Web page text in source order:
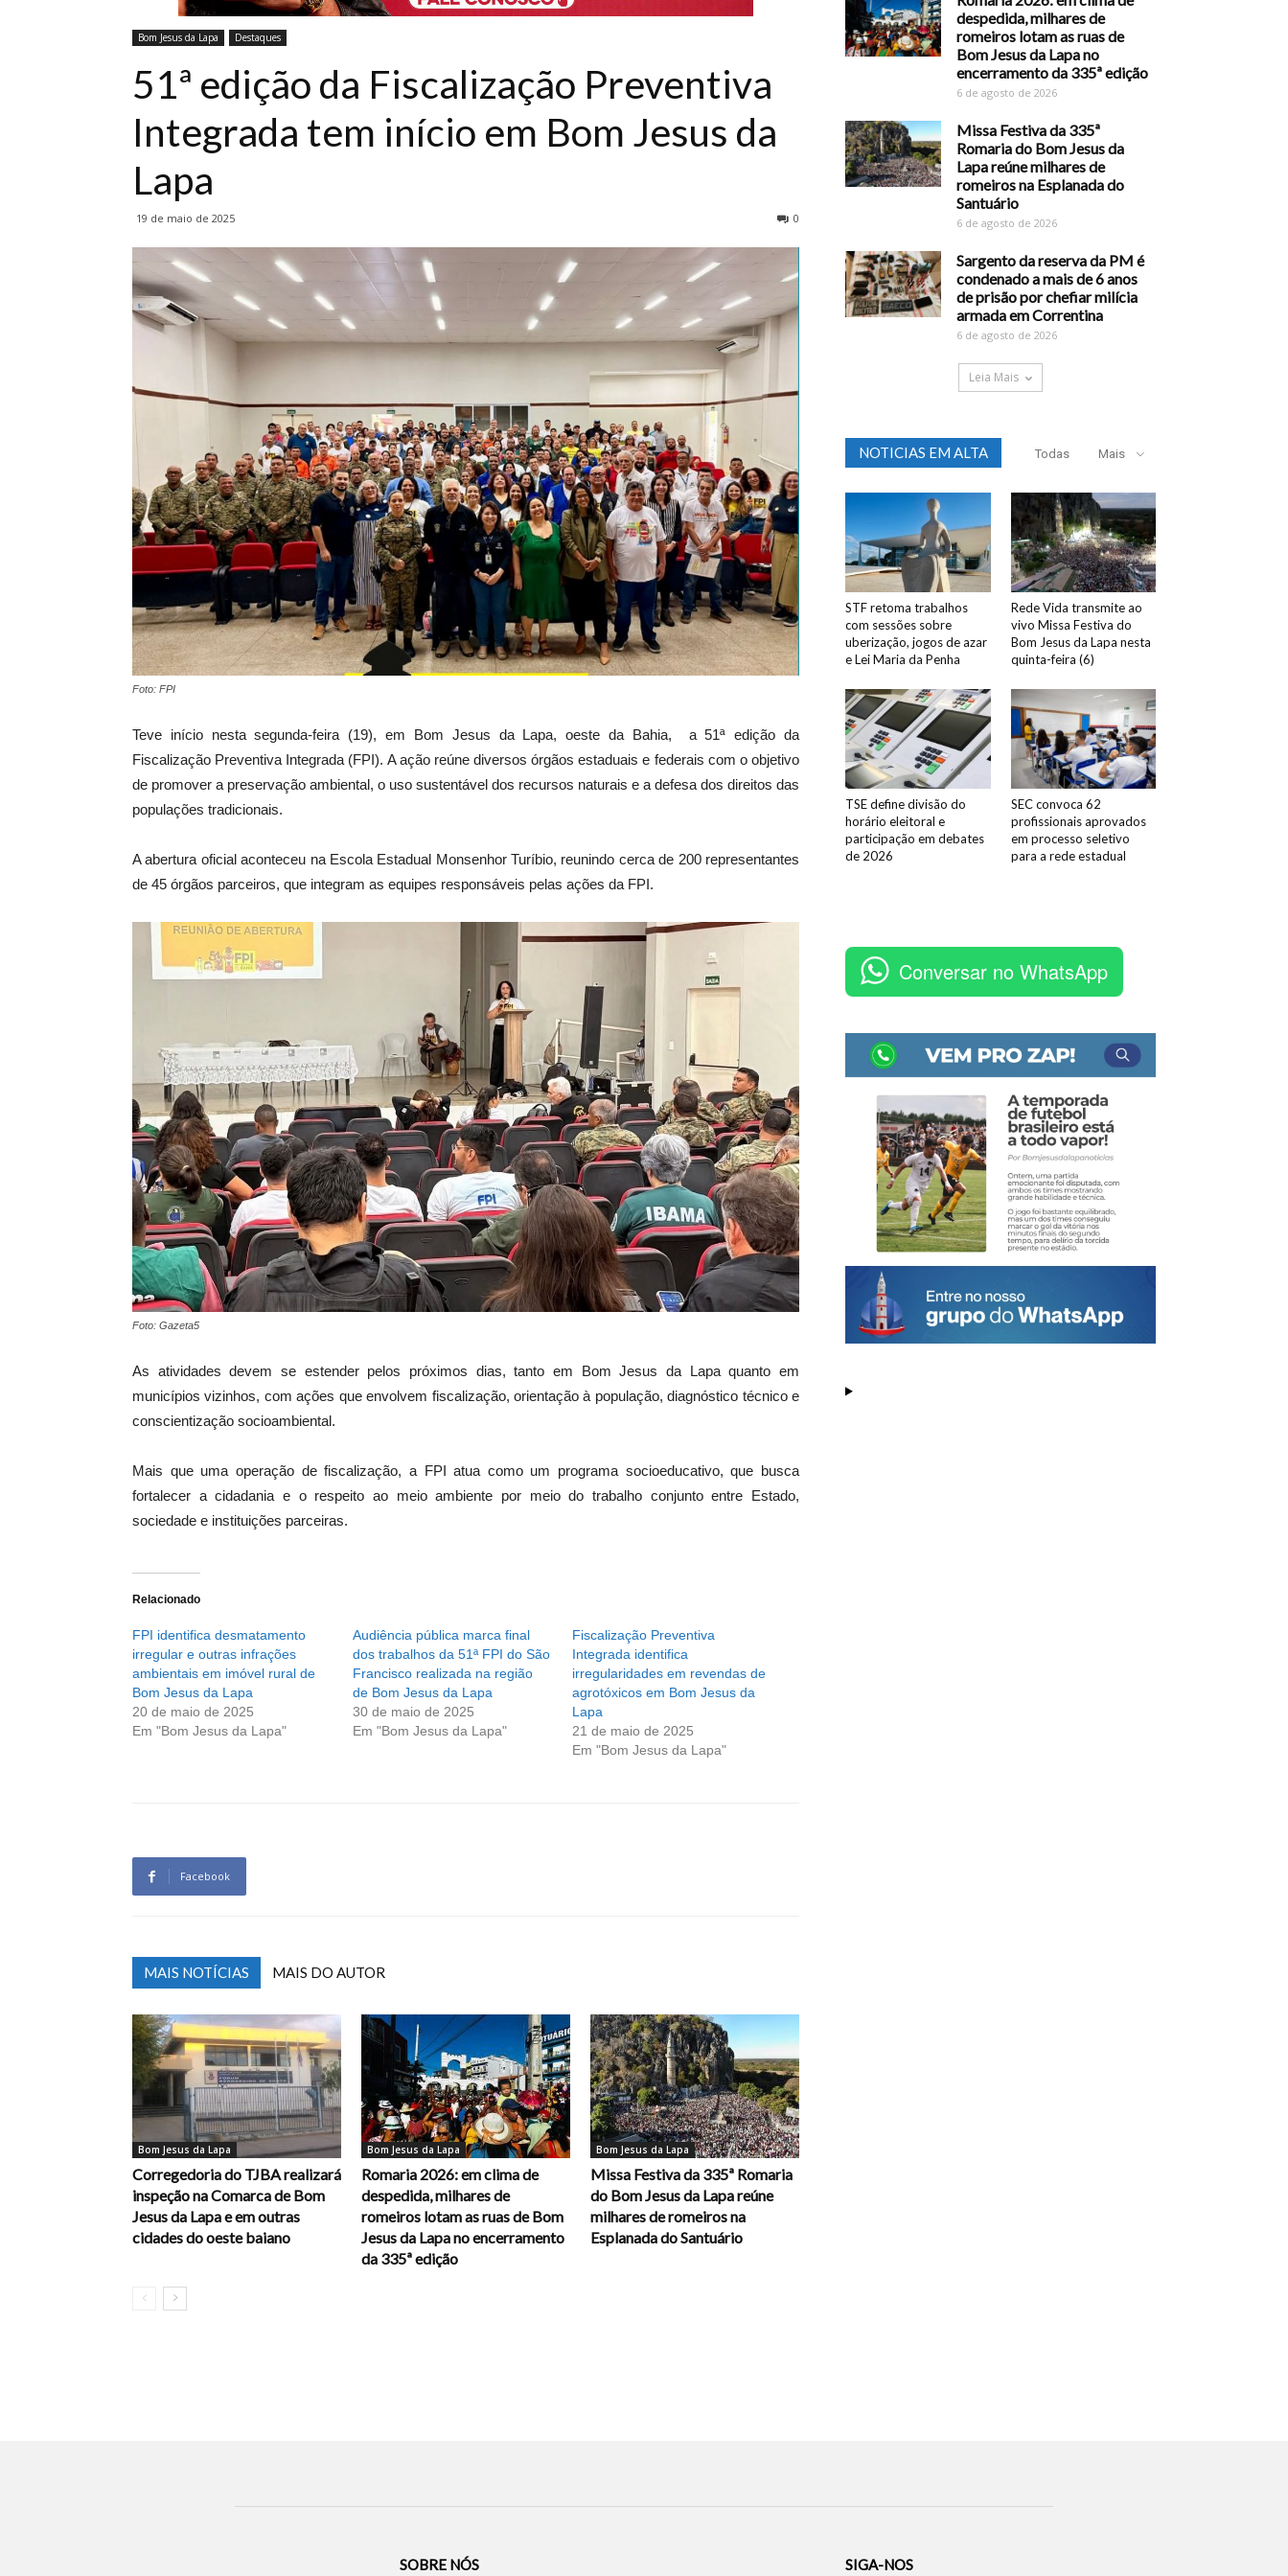
Bom Jesus da Lapa Destaques
51ª edição da Fiscalização Preventiva
Integrada tem início em Bom Jesus da
Lapa
19 de maio de 2025 0
Foto: FPI
Teve início nesta segunda-feira (19), em Bom Jesus da Lapa, oeste da Bahia, a 51ª edição da
Fiscalização Preventiva Integrada (FPI). A ação reúne diversos órgãos estaduais e federais com o objetivo
de promover a preservação ambiental, o uso sustentável dos recursos naturais e a defesa dos direitos das
populações tradicionais.
A abertura oficial aconteceu na Escola Estadual Monsenhor Turíbio, reunindo cerca de 200 representantes
de 45 órgãos parceiros, que integram as equipes responsáveis pelas ações da FPI.
Foto: Gazeta5
As atividades devem se estender pelos próximos dias, tanto em Bom Jesus da Lapa quanto em
municípios vizinhos, com ações que envolvem fiscalização, orientação à população, diagnóstico técnico e
conscientização socioambiental.
Mais que uma operação de fiscalização, a FPI atua como um programa socioeducativo, que busca
fortalecer a cidadania e o respeito ao meio ambiente por meio do trabalho conjunto entre Estado,
sociedade e instituições parceiras.
Relacionado
FPI identifica desmatamento
irregular e outras infrações
ambientais em imóvel rural de
Bom Jesus da Lapa
20 de maio de 2025
Em "Bom Jesus da Lapa"
Audiência pública marca final
dos trabalhos da 51ª FPI do São
Francisco realizada na região
de Bom Jesus da Lapa
30 de maio de 2025
Em "Bom Jesus da Lapa"
Fiscalização Preventiva
Integrada identifica
irregularidades em revendas de
agrotóxicos em Bom Jesus da
Lapa
21 de maio de 2025
Em "Bom Jesus da Lapa"
Facebook
MAIS NOTÍCIAS MAIS DO AUTOR
Bom Jesus da Lapa
Corregedoria do TJBA realizará
inspeção na Comarca de Bom
Jesus da Lapa e em outras
cidades do oeste baiano
Bom Jesus da Lapa
Romaria 2026: em clima de
despedida, milhares de
romeiros lotam as ruas de Bom
Jesus da Lapa no encerramento
da 335ª edição
Bom Jesus da Lapa
Missa Festiva da 335ª Romaria
do Bom Jesus da Lapa reúne
milhares de romeiros na
Esplanada do Santuário
despedida, milhares de
romeiros lotam as ruas de
Bom Jesus da Lapa no
encerramento da 335ª edição
6 de agosto de 2026
Missa Festiva da 335ª
Romaria do Bom Jesus da
Lapa reúne milhares de
romeiros na Esplanada do
Santuário
6 de agosto de 2026
Sargento da reserva da PM é
condenado a mais de 6 anos
de prisão por chefiar milícia
armada em Correntina
6 de agosto de 2026
Leia Mais
NOTICIAS EM ALTA Todas Mais
STF retoma trabalhos
com sessões sobre
uberização, jogos de azar
e Lei Maria da Penha
Rede Vida transmite ao
vivo Missa Festiva do
Bom Jesus da Lapa nesta
quinta-feira (6)
TSE define divisão do
horário eleitoral e
participação em debates
de 2026
SEC convoca 62
profissionais aprovados
em processo seletivo
para a rede estadual
Conversar no WhatsApp
SOBRE NÓS SIGA-NOS